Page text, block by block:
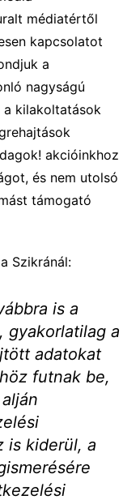
médiatértől
kapcsolatot
a
nagyságú
kilakoltatások
akcióinkhoz
és nem utolsó
támogató
Szikránál:
is a
gyakorlatilag a
adatokat
futnak be,
is kiderül, a